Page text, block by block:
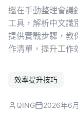
還在手動整理會
工具，解析中文識
提供實戰步驟，教
作清單，提升工作
效率提升技巧
QING 2026年6